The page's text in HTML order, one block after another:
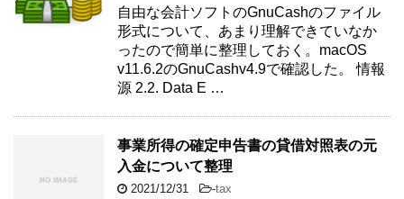
自由な会計ソフトのGnuCashのファイル
形式について、あまり理解できていなか
ったので簡単に整理しておく。macOS
v11.6.2のGnuCashv4.9で確認した。 情報
源 2.2. Data E …
事業所得の確定申告書の貸借対照表の元
入金について整理
2021/12/31 -tax